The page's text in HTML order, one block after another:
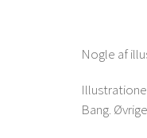
Nogle af
Bang.